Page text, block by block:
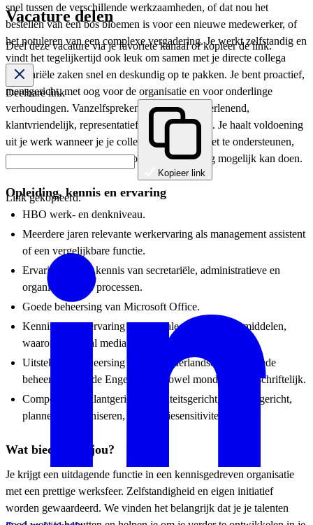
snel tussen de verschillende werkzaamheden, of dat nou het
bestellen van een bos bloemen is voor een nieuwe medewerker, of
het notuleren van een complexe vergadering. Je werkt zelfstandig en
vindt het tegelijkertijd ook leuk om samen met je directe collega
secretariële zaken snel en deskundig op te pakken. Je bent proactief,
mensgericht, met oog voor de organisatie en voor onderlinge
verhoudingen. Vanzelfsprekend ben je dienstverlenend,
klantvriendelijk, representatief en altijd discreet. Je haalt voldoening
uit je werk wanneer je je collega’s optimaal weet te ondersteunen,
zodat iedereen het werk zo goed en zo plezierig mogelijk kan doen.
Opleiding, kennis en ervaring
HBO werk- en denkniveau.
Meerdere jaren relevante werkervaring als management assistent
of een vergelijkbare functie.
Ervaring met en kennis van secretariële, administratieve en
organisatorische processen.
Goede beheersing van Microsoft Office.
Kennis van en ervaring met digitale communicatiemiddelen,
waaronder social media.
Uitstekende beheersing van de Nederlandse taal en goede
beheersing van de Engelse taal, zowel mondeling als schriftelijk.
Competenties: klantgericht, kwaliteitsgericht, resultaatgericht,
plannen & organiseren, organisatiesensitiviteit
Wat bieden wij jou?
Je krijgt een uitdagende functie in een kennisgedreven organisatie
met een prettige werksfeer. Zelfstandigheid en eigen initiatief
worden gewaardeerd. We vinden het belangrijk dat je je talenten
Vacature delen
Deel deze vacature via je favoriete kanaal of kopieer de link.
Deelbare link
Kopieer link
Link gekopieerd.